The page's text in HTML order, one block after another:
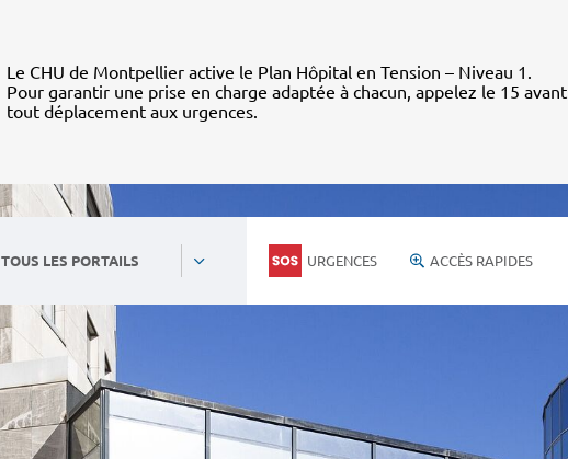
Le CHU de Montpellier active le Plan Hôpital en Tension – Niveau 1.
Pour garantir une prise en charge adaptée à chacun, appelez le 15 avant
tout déplacement aux urgences.
TOUS LES PORTAILS URGENCES ACCÈS RAPIDES